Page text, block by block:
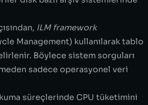
ILM framework
Management) kullanılarak tablo
Böylece sistem sorguları
sadece operasyonel veri
süreçlerinde CPU tüketimini